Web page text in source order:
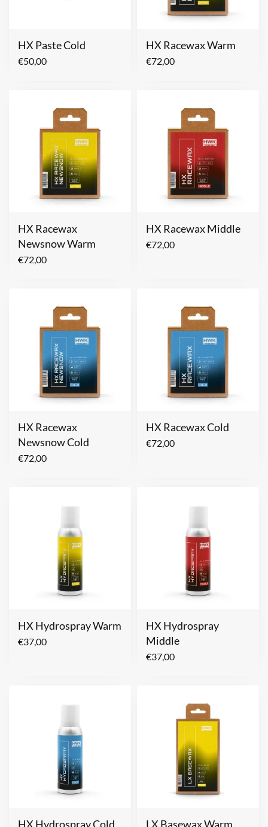
HX Paste Cold
€50,00
HX Racewax Warm
€72,00
HX Racewax
Newsnow Warm
€72,00
HX Racewax Middle
€72,00
HX Racewax
Newsnow Cold
€72,00
HX Racewax Cold
€72,00
HX Hydrospray Warm
€37,00
HX Hydrospray
Middle
€37,00
HX Hydrospray Cold LX Basewax Warm